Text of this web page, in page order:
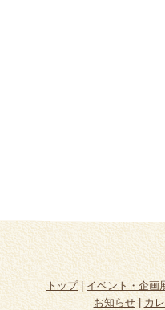
トップ|イベント・企画
お知らせ| カ